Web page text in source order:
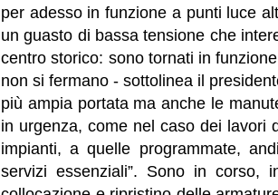
per adesso in funzione a punti luce
un guasto di bassa tensione che
centro storico: sono tornati in
non si fermano - sottolinea il
più ampia portata ma anche le
in urgenza, come nel caso dei lavori
impianti, a quelle programmate,
servizi essenziali”. Sono in corso,